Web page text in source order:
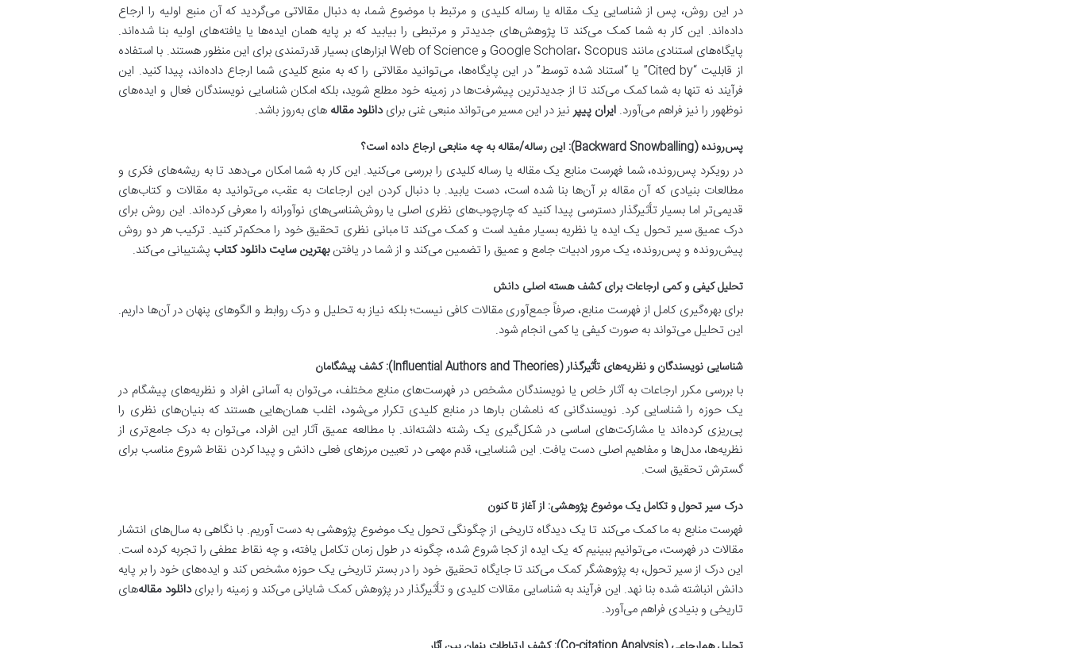
در این روش، پس از شناسایی یک مقاله یا رساله کلیدی و مرتبط با موضوع شما، به دنبال مقالاتی می‌گردید که آن منبع اولیه را ارجاع
داده‌اند. این کار به شما کمک می‌کند تا پژوهش‌های جدیدتر و مرتبطی را بیابید که بر پایه همان ایده‌ها یا یافته‌های اولیه بنا شده‌اند.
پایگاه‌های استنادی مانند Google Scholar، Scopus و Web of Science ابزارهای بسیار قدرتمندی برای این منظور هستند. با استفاده
از قابلیت “Cited by” یا “استناد شده توسط” در این پایگاه‌ها، می‌توانید مقالاتی را که به منبع کلیدی شما ارجاع داده‌اند، پیدا کنید. این
فرآیند نه تنها به شما کمک می‌کند تا از جدیدترین پیشرفت‌ها در زمینه خود مطلع شوید، بلکه امکان شناسایی نویسندگان فعال و ایده‌های
نوظهور را نیز فراهم می‌آورد.ایران پیپر نیز در این مسیر می‌تواند منبعی غنی برایدانلود مقاله های به‌روز باشد.
پس‌رونده (Backward Snowballing): این رساله/مقاله به چه منابعی ارجاع داده است؟
در رویکرد پس‌رونده، شما فهرست منابع یک مقاله یا رساله کلیدی را بررسی می‌کنید. این کار به شما امکان می‌دهد تا به ریشه‌های فکری و
مطالعات بنیادی که آن مقاله بر آن‌ها بنا شده است، دست یابید. با دنبال کردن این ارجاعات به عقب، می‌توانید به مقالات و کتاب‌های
قدیمی‌تر اما بسیار تأثیرگذار دسترسی پیدا کنید که چارچوب‌های نظری اصلی یا روش‌شناسی‌های نوآورانه را معرفی کرده‌اند. این روش برای
درک عمیق سیر تحول یک ایده یا نظریه بسیار مفید است و کمک می‌کند تا مبانی نظری تحقیق خود را محکم‌تر کنید. ترکیب هر دو روش
پیش‌رونده و پس‌رونده، یک مرور ادبیات جامع و عمیق را تضمین می‌کند و از شما در یافتنبهترین سایت دانلود کتاب پشتیبانی می‌کند.
تحلیل کیفی و کمی ارجاعات برای کشف هسته اصلی دانش
برای بهره‌گیری کامل از فهرست منابع، صرفاً جمع‌آوری مقالات کافی نیست؛ بلکه نیاز به تحلیل و درک روابط و الگوهای پنهان در آن‌ها داریم.
این تحلیل می‌تواند به صورت کیفی یا کمی انجام شود.
شناسایی نویسندگان و نظریه‌های تأثیرگذار (Influential Authors and Theories): کشف پیشگامان
با بررسی مکرر ارجاعات به آثار خاص یا نویسندگان مشخص در فهرست‌های منابع مختلف، می‌توان به آسانی افراد و نظریه‌های پیشگام در
یک حوزه را شناسایی کرد. نویسندگانی که نامشان بارها در منابع کلیدی تکرار می‌شود، اغلب همان‌هایی هستند که بنیان‌های نظری را
پی‌ریزی کرده‌اند یا مشارکت‌های اساسی در شکل‌گیری یک رشته داشته‌اند. با مطالعه عمیق آثار این افراد، می‌توان به درک جامع‌تری از
نظریه‌ها، مدل‌ها و مفاهیم اصلی دست یافت. این شناسایی، قدم مهمی در تعیین مرزهای فعلی دانش و پیدا کردن نقاط شروع مناسب برای
گسترش تحقیق است.
درک سیر تحول و تکامل یک موضوع پژوهشی: از آغاز تا کنون
فهرست منابع به ما کمک می‌کند تا یک دیدگاه تاریخی از چگونگی تحول یک موضوع پژوهشی به دست آوریم. با نگاهی به سال‌های انتشار
مقالات در فهرست، می‌توانیم ببینیم که یک ایده از کجا شروع شده، چگونه در طول زمان تکامل یافته، و چه نقاط عطفی را تجربه کرده است.
این درک از سیر تحول، به پژوهشگر کمک می‌کند تا جایگاه تحقیق خود را در بستر تاریخی یک حوزه مشخص کند و ایده‌های خود را بر پایه
دانش انباشته شده بنا نهد. این فرآیند به شناسایی مقالات کلیدی و تأثیرگذار در پژوهش کمک شایانی می‌کند و زمینه را برایدانلود مقاله‌های
تاریخی و بنیادی فراهم می‌آورد.